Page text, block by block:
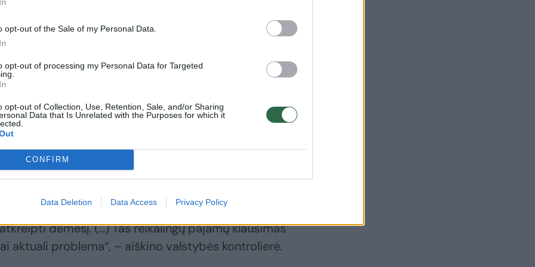
opt-out of the Sale of my Personal Data.
opt-out of processing my Personal Data for Targeted
opt-out of Collection, Use, Retention, Sale, and/or Sharing
Data that Is Unrelated with the Purposes for which it
CONFIRM
Data Deletion Data Access Privacy Policy
vertinimu, atsižvelgus į įprastai priimamus
neapmokestinamąjį pajamų dydį (NPD),
sektoriaus deficitas 2028 m. galėtų siekti apie 3
(BVP).
ribą Lietuva galėtų viršyti, papildomą spaudimą
kuriant išaugusiam gynybos finansavimo lygiui,
iki 2028 m.
2028 ir 2029 metus, ta fiskalinė realybė tikrai bus
dėmesį. (…) Tas reikalingų pajamų klausimas
aktuali problema“, – aiškino valstybės kontrolierė.